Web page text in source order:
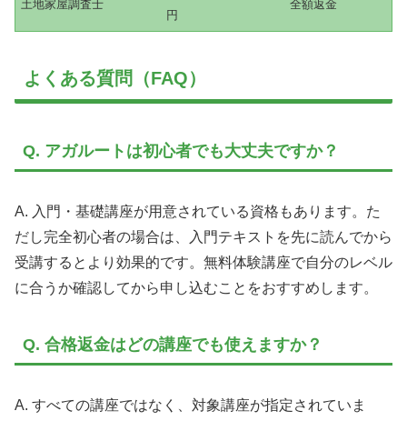
土地家屋調査士
円
全額返金
よくある質問（FAQ）
Q. アガルートは初心者でも大丈夫ですか？
A. 入門・基礎講座が用意されている資格もあります。た
だし完全初心者の場合は、入門テキストを先に読んでから
受講するとより効果的です。無料体験講座で自分のレベル
に合うか確認してから申し込むことをおすすめします。
Q. 合格返金はどの講座でも使えますか？
A. すべての講座ではなく、対象講座が指定されていま